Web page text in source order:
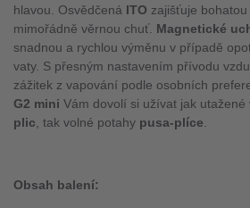
hlavou. Osvědčená ITO zajišťuje
mimořádně věrnou chuť. Magnetické
snadnou a rychlou výměnu v případě
vaty. S přesným nastavením přívodu
zážitek z vapování podle osobních
G2 mini Vám dovolí si užívat jak utažené
plic, tak volné potahy pusa-plíce.
Obsah balení: